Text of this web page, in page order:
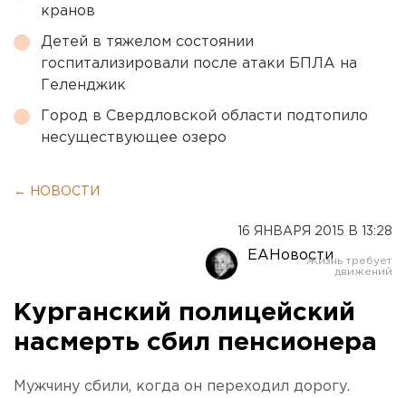
кранов
Детей в тяжелом состоянии
госпитализировали после атаки БПЛА на
Геленджик
Город в Свердловской области подтопило
несуществующее озеро
← НОВОСТИ
16 ЯНВАРЯ 2015 В 13:28
ЕАНовости
Курганский полицейский
насмерть сбил пенсионера
Мужчину сбили, когда он переходил дорогу.